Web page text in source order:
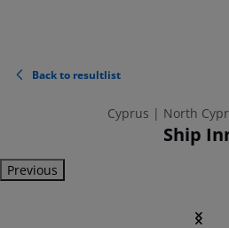
Back to resultlist
Cyprus | North
Ship
Previous